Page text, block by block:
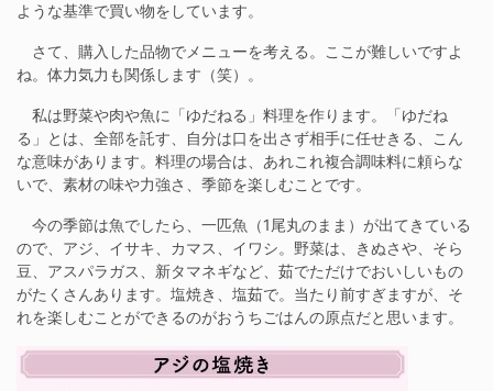
ような基準で買い物をしています。
さて、購入した品物でメニューを考える。ここが難しいですよ
ね。体力気力も関係します（笑）。
私は野菜や肉や魚に「ゆだねる」料理を作ります。「ゆだね
る」とは、全部を託す、自分は口を出さず相手に任せきる、こん
な意味があります。料理の場合は、あれこれ複合調味料に頼らな
いで、素材の味や力強さ、季節を楽しむことです。
今の季節は魚でしたら、一匹魚（1尾丸のまま）が出てきている
ので、アジ、イサキ、カマス、イワシ。野菜は、きぬさや、そら
豆、アスパラガス、新タマネギなど、茹でただけでおいしいもの
がたくさんあります。塩焼き、塩茹で。当たり前すぎますが、そ
れを楽しむことができるのがおうちごはんの原点だと思います。